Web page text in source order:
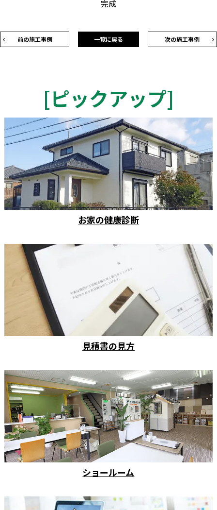
完成
前の施工事例 次の施工事例
一覧に戻る
[ピックアップ]
お家の健康診断
見積書の見方
ショールーム